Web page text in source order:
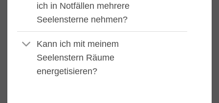
ich in Notfällen mehrere
Seelensterne nehmen?
Kann ich mit meinem
Seelenstern Räume
energetisieren?